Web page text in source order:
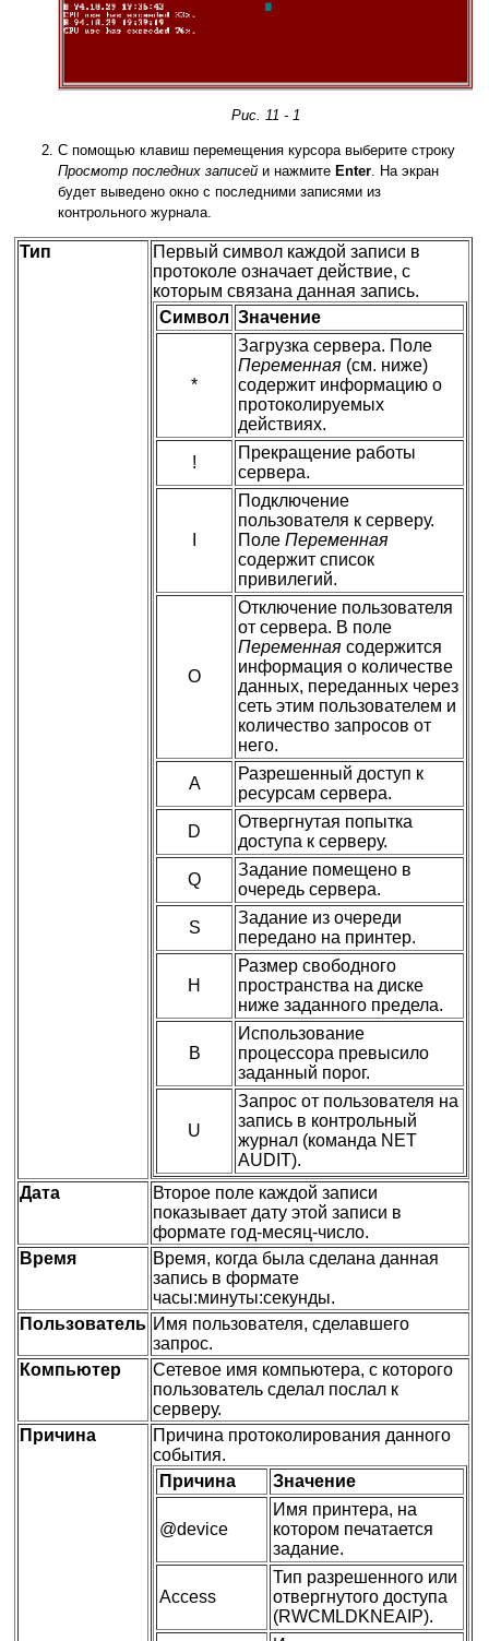
Рис. 11 - 1
С помощью клавиш перемещения курсора выберите строку
Просмотр последних записей и нажмите Enter. На экран
будет выведено окно с последними записями из
контрольного журнала.
Тип
Первый символ каждой записи в
протоколе означает действие, с
которым связана данная запись.
Символ Значение
*
Загрузка сервера. Поле
Переменная (см. ниже)
содержит информацию о
протоколируемых
действиях.
!
Прекращение работы
сервера.
Подключение
пользователя к серверу.
Поле Переменная
содержит список
привилегий.
O
Отключение пользователя
от сервера. В поле
Переменная содержится
информация о количестве
данных, переданных через
сеть этим пользователем и
количество запросов от
него.
A
Разрешенный доступ к
ресурсам сервера.
D
Отвергнутая попытка
доступа к серверу.
Q
Задание помещено в
очередь сервера.
S
Задание из очереди
передано на принтер.
H
Размер свободного
пространства на диске
ниже заданного предела.
B
Использование
процессора превысило
заданный порог.
U
Запрос от пользователя на
запись в контрольный
журнал (команда NET
AUDIT).
Дата
Второе поле каждой записи
показывает дату этой записи в
формате год-месяц-число.
Время
Время, когда была сделана данная
запись в формате
часы:минуты:секунды.
Пользователь Имя пользователя, сделавшего
запрос.
Компьютер
Сетевое имя компьютера, с которого
пользователь сделал послал к
серверу.
Причина
Причина протоколирования данного
события.
Причина
Значение
@device
Имя принтера, на
котором печатается
задание.
Access
Тип разрешенного или
отвергнутого доступа
(RWCMLDKNEAIP).